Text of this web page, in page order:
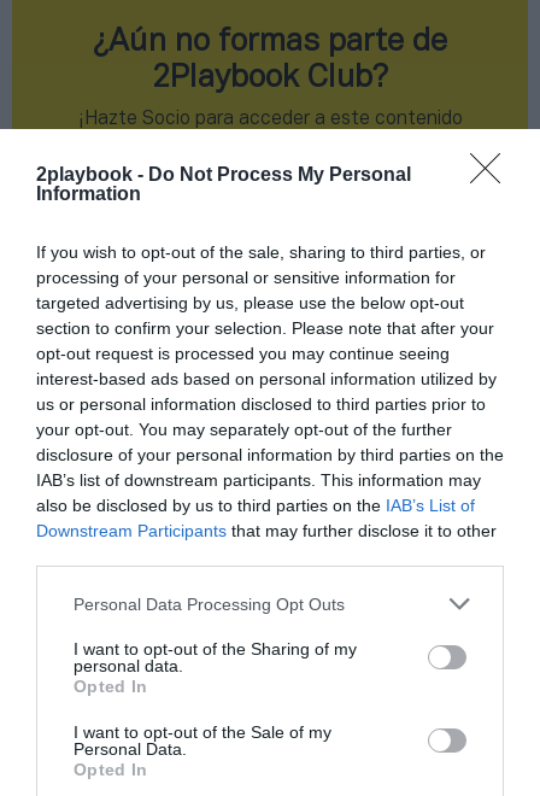
2playbook - Do Not Process My Personal
Information
If you wish to opt-out of the sale, sharing to third parties, or
processing of your personal or sensitive information for
targeted advertising by us, please use the below opt-out
section to confirm your selection. Please note that after your
opt-out request is processed you may continue seeing
interest-based ads based on personal information utilized by
us or personal information disclosed to third parties prior to
your opt-out. You may separately opt-out of the further
disclosure of your personal information by third parties on the
IAB’s list of downstream participants. This information may
also be disclosed by us to third parties on the IAB’s List of
Downstream Participants that may further disclose it to other
Personal Data Processing Opt Outs
I want to opt-out of the Sharing of my
personal data.
Opted In
I want to opt-out of the Sale of my
Personal Data.
Opted In
Índex 2P
Exportaciones
¿Aún no formas parte de
2Playbook Club?
¡Hazte Socio para acceder a este contenido
¡Suscríbete! Inicia sesión
Compartir
Imprimir
2Playbook Club